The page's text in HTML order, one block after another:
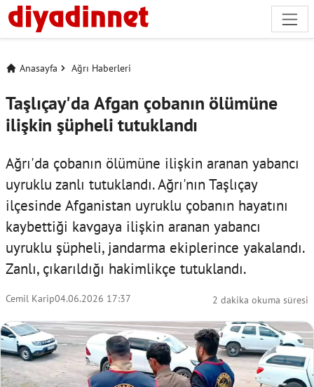
Anasayfa Ağrı Haberleri
Taşlıçay'da Afgan çobanın ölümüne
ilişkin şüpheli tutuklandı
Ağrı'da çobanın ölümüne ilişkin aranan yabancı
uyruklu zanlı tutuklandı. Ağrı'nın Taşlıçay
ilçesinde Afganistan uyruklu çobanın hayatını
kaybettiği kavgaya ilişkin aranan yabancı
uyruklu şüpheli, jandarma ekiplerince yakalandı.
Zanlı, çıkarıldığı hakimlikçe tutuklandı.
Cemil Karip04.06.2026 17:37 2 dakika okuma süresi